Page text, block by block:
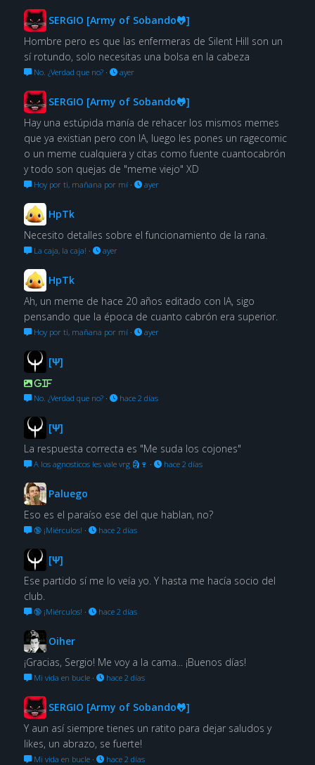
SERGIO [Army of Sobando🐸]
Hombre pero es que las enfermeras de Silent Hill son un
sí rotundo, solo necesitas una bolsa en la cabeza
No. ¿Verdad que no?· ayer
SERGIO [Army of Sobando🐸]
Hay una estúpida manía de rehacer los mismos memes
que ya existian pero con IA, luego les pones un ragecomic
o un meme cualquiera y citas como fuente cuantocabrón
y todo son quejas de "meme viejo" XD
Hoy por ti, mañana por mí· ayer
HpTk
Necesito detalles sobre el funcionamiento de la rana.
La caja, la caja! · ayer
HpTk
Ah, un meme de hace 20 años editado con IA, sigo
pensando que la época de cuanto cabrón era superior.
Hoy por ti, mañana por mí· ayer
[Ψ]
GIF
No. ¿Verdad que no?· hace 2 días
[Ψ]
La respuesta correcta es "Me suda los cojones"
A los agnosticos les vale vrg 🗿🍷 · hace 2 días
Paluego
Eso es el paraíso ese del que hablan, no?
🔞 ¡Miérculos! · hace 2 días
[Ψ]
Ese partido sí me lo veía yo. Y hasta me hacía socio del
club.
🔞 ¡Miérculos! · hace 2 días
Oiher
¡Gracias, Sergio! Me voy a la cama... ¡Buenos días!
Mi vida en bucle· hace 2 días
SERGIO [Army of Sobando🐸]
Y aun así siempre tienes un ratito para dejar saludos y
likes, un abrazo, se fuerte!
Mi vida en bucle· hace 2 días